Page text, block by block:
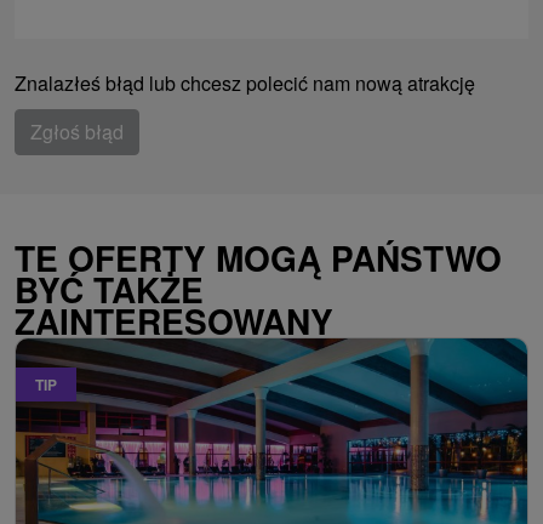
Znalazłeś błąd lub chcesz polecić nam nową atrakcję
Zgłoś błąd
TE OFERTY MOGĄ PAŃSTWO
BYĆ TAKŻE
ZAINTERESOWANY
TIP